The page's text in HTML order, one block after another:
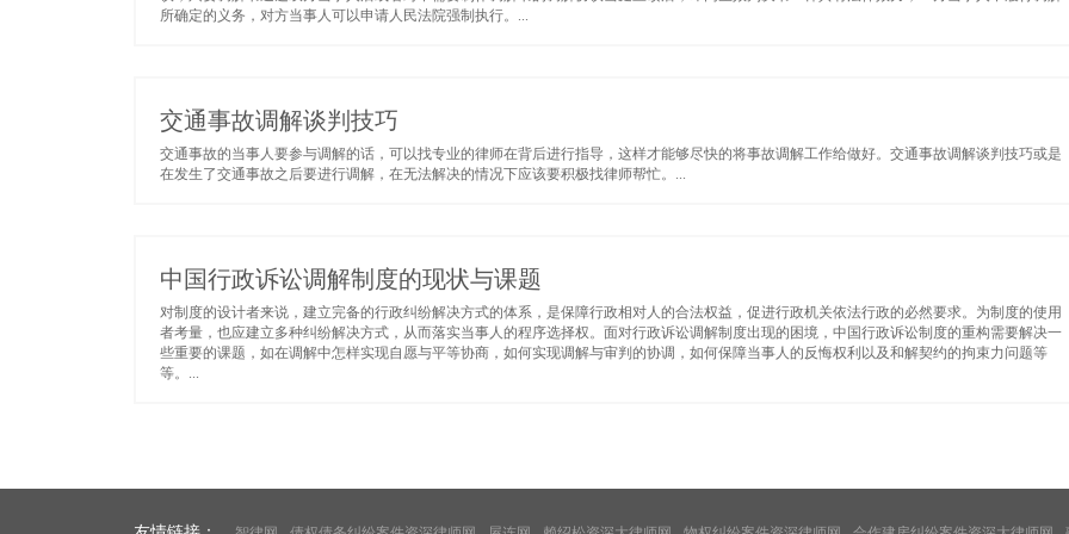
所确定的义务，对方当事人可以申请人民法院强制执行。...
交通事故调解谈判技巧
交通事故的当事人要参与调解的话，可以找专业的律师在背后进行指导，这样才能够尽快的将事故调解工作给做好。交通事故调解谈判技巧或是
在发生了交通事故之后要进行调解，在无法解决的情况下应该要积极找律师帮忙。...
中国行政诉讼调解制度的现状与课题
对制度的设计者来说，建立完备的行政纠纷解决方式的体系，是保障行政相对人的合法权益，促进行政机关依法行政的必然要求。为制度的使用
者考量，也应建立多种纠纷解决方式，从而落实当事人的程序选择权。面对行政诉讼调解制度出现的困境，中国行政诉讼制度的重构需要解决一
些重要的课题，如在调解中怎样实现自愿与平等协商，如何实现调解与审判的协调，如何保障当事人的反悔权利以及和解契约的拘束力问题等
等。...